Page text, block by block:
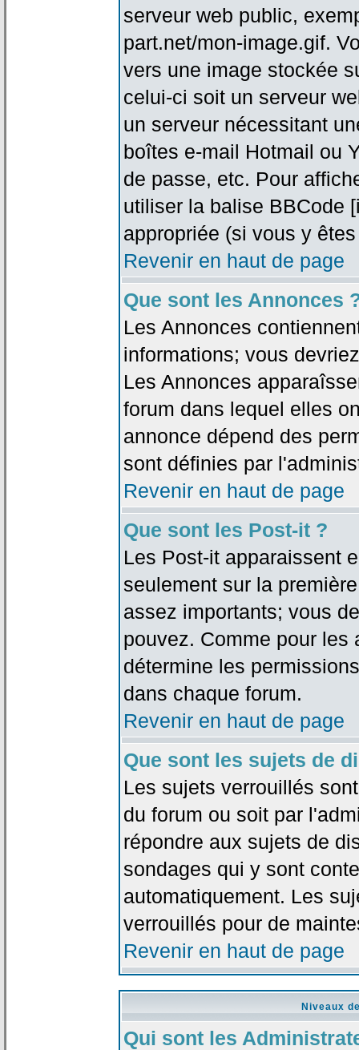
serveur web public,
part.net/mon-image.gif.
vers une image stockée
celui-ci soit un serveur
un serveur nécessitant
boîtes e-mail Hotmail ou
de passe, etc. Pour
utiliser la balise BBCode
appropriée (si vous y
Revenir en haut de page
Que sont les Annonces
Les Annonces
informations; vous
Les Annonces
forum dans lequel elles
annonce dépend des
sont définies par
Revenir en haut de page
Que sont les Post-it ?
Les Post-it apparaissent
seulement sur la
assez importants; vous
pouvez. Comme pour les
détermine les
dans chaque forum.
Revenir en haut de page
Que sont les sujets de
Les sujets verrouillés
du forum ou soit par
répondre aux sujets de
sondages qui y sont
automatiquement. Les
verrouillés pour de
Revenir en haut de page
Niveaux
Qui sont les